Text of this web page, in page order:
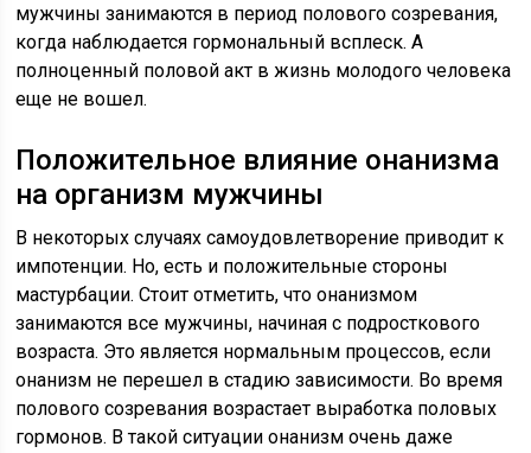
мужчины занимаются в период полового созревания,
когда наблюдается гормональный всплеск. А
полноценный половой акт в жизнь молодого человека
еще не вошел.
Положительное влияние онанизма
на организм мужчины
В некоторых случаях самоудовлетворение приводит к
импотенции. Но, есть и положительные стороны
мастурбации. Стоит отметить, что онанизмом
занимаются все мужчины, начиная с подросткового
возраста. Это является нормальным процессов, если
онанизм не перешел в стадию зависимости. Во время
полового созревания возрастает выработка половых
гормонов. В такой ситуации онанизм очень даже